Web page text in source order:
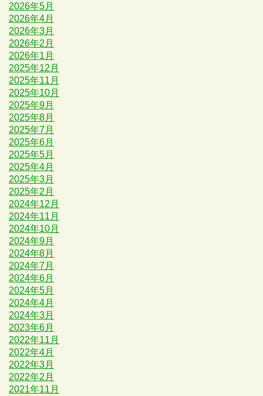
2026年5月
2026年4月
2026年3月
2026年2月
2026年1月
2025年12月
2025年11月
2025年10月
2025年9月
2025年8月
2025年7月
2025年6月
2025年5月
2025年4月
2025年3月
2025年2月
2024年12月
2024年11月
2024年10月
2024年9月
2024年8月
2024年7月
2024年6月
2024年5月
2024年4月
2024年3月
2023年6月
2022年11月
2022年4月
2022年3月
2022年2月
2021年11月